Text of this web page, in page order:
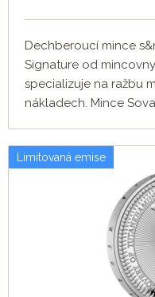
Dechberoucí mince
Signature od
specializuje na ražbu
nákladech. Mince
Limitovaná emise